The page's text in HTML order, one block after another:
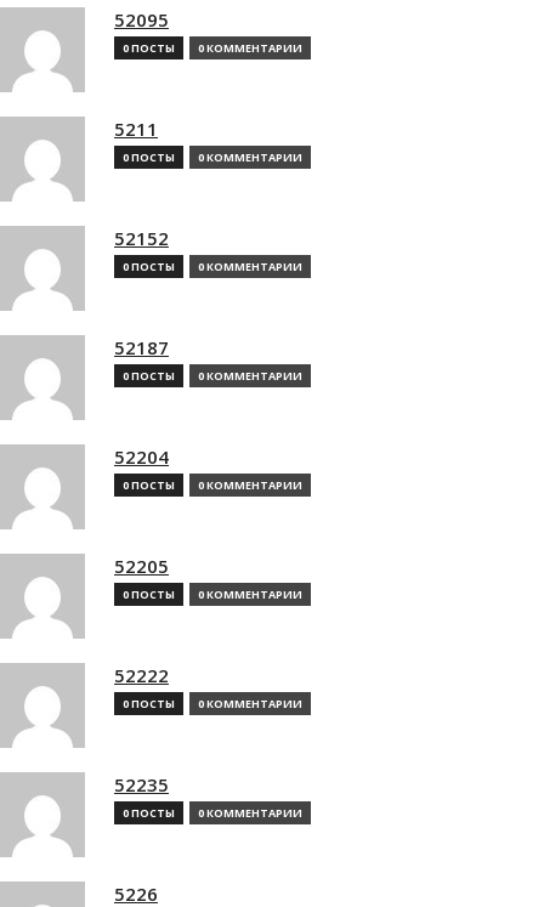
52095
0 ПОСТЫ 0 КОММЕНТАРИИ
5211
0 ПОСТЫ 0 КОММЕНТАРИИ
52152
0 ПОСТЫ 0 КОММЕНТАРИИ
52187
0 ПОСТЫ 0 КОММЕНТАРИИ
52204
0 ПОСТЫ 0 КОММЕНТАРИИ
52205
0 ПОСТЫ 0 КОММЕНТАРИИ
52222
0 ПОСТЫ 0 КОММЕНТАРИИ
52235
0 ПОСТЫ 0 КОММЕНТАРИИ
5226